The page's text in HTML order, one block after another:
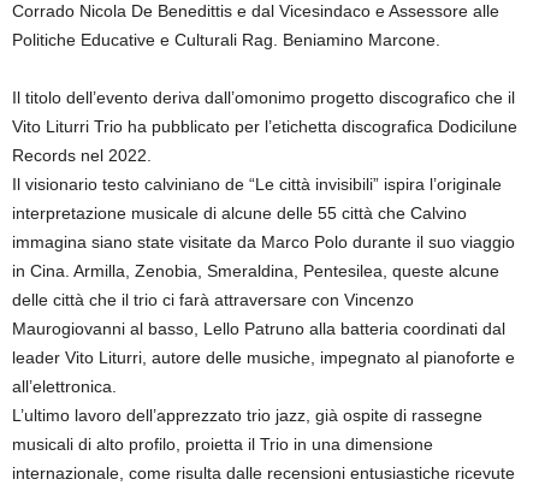
Corrado Nicola De Benedittis e dal Vicesindaco e Assessore alle
Politiche Educative e Culturali Rag. Beniamino Marcone.
Il titolo dell’evento deriva dall’omonimo progetto discografico che il
Vito Liturri Trio ha pubblicato per l’etichetta discografica Dodicilune
Records nel 2022.
Il visionario testo calviniano de “Le città invisibili” ispira l’originale
interpretazione musicale di alcune delle 55 città che Calvino
immagina siano state visitate da Marco Polo durante il suo viaggio
in Cina. Armilla, Zenobia, Smeraldina, Pentesilea, queste alcune
delle città che il trio ci farà attraversare con Vincenzo
Maurogiovanni al basso, Lello Patruno alla batteria coordinati dal
leader Vito Liturri, autore delle musiche, impegnato al pianoforte e
all’elettronica.
L’ultimo lavoro dell’apprezzato trio jazz, già ospite di rassegne
musicali di alto profilo, proietta il Trio in una dimensione
internazionale, come risulta dalle recensioni entusiastiche ricevute